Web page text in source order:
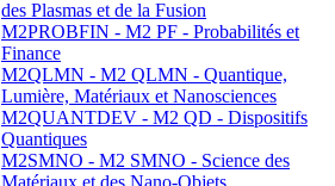
des Plasmas et de la Fusion
M2PROBFIN - M2 PF - Probabilités et
Finance
M2QLMN - M2 QLMN - Quantique,
Lumière, Matériaux et Nanosciences
M2QUANTDEV - M2 QD - Dispositifs
Quantiques
M2SMNO - M2 SMNO - Science des
Matériaux et des Nano-Objets